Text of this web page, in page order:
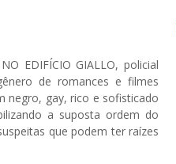
EDIFÍCIO GIALLO, policial
de romances e filmes
negro, gay, rico e sofisticado
a suposta ordem do
que podem ter raízes